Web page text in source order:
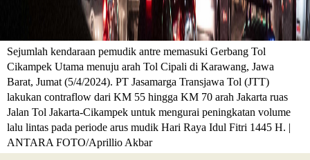
Sejumlah kendaraan pemudik antre memasuki Gerbang Tol
Cikampek Utama menuju arah Tol Cipali di Karawang, Jawa
Barat, Jumat (5/4/2024). PT Jasamarga Transjawa Tol (JTT)
lakukan contraflow dari KM 55 hingga KM 70 arah Jakarta ruas
Jalan Tol Jakarta-Cikampek untuk mengurai peningkatan volume
lalu lintas pada periode arus mudik Hari Raya Idul Fitri 1445 H. |
ANTARA FOTO/Aprillio Akbar